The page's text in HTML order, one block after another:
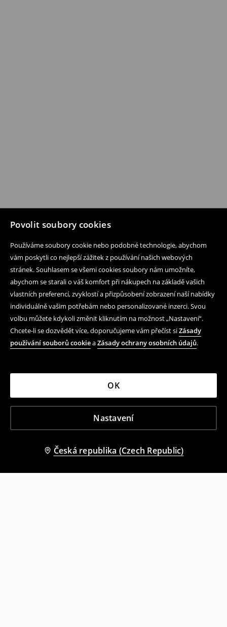
Povolit soubory cookies
Používáme soubory cookie nebo podobné technologie, abychom
vám poskytli co nejlepší zážitek z používání našich webových
stránek. Souhlasem se všemi cookies soubory nám umožníte,
abychom se starali o váš komfort při nákupech na základě vašich
vlastních preferencí, zvyklostí a přizpůsobení zobrazení naší nabídky
individuálně vašim potřebám nebo personalizované inzerci. Svou
volbu můžete kdykoli změnit kliknutím na možnost „Nastavení“.
Chcete-li se dozvědět více, doporučujeme vám přečíst siZásady
používání souborů cookieaZásady ochrany osobních údajů.
Nastavení
OK
Česká republika (Czech Republic)